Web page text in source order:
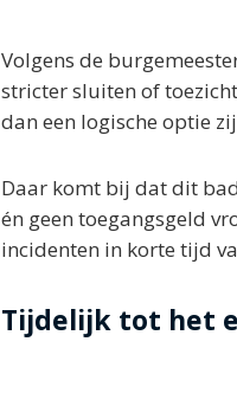
Volgens de
stricter sluiten of
dan een logische optie
Daar komt bij dat dit
én geen toegangsgeld
incidenten in korte tijd
Tijdelijk tot het